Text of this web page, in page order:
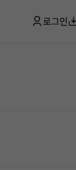
로그인